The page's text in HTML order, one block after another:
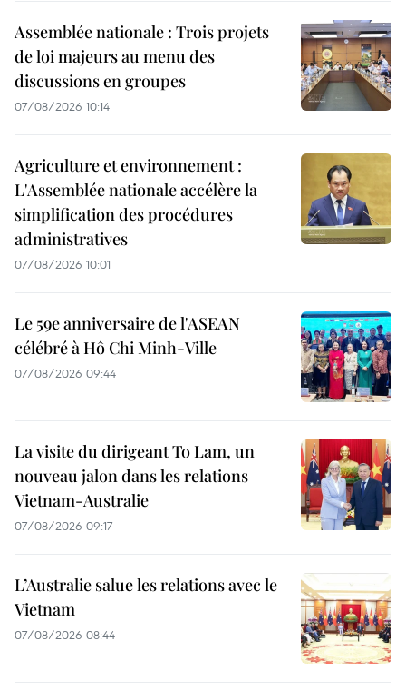
Assemblée nationale : Trois projets
de loi majeurs au menu des
discussions en groupes
07/08/2026 10:14
Agriculture et environnement :
L'Assemblée nationale accélère la
simplification des procédures
administratives
07/08/2026 10:01
Le 59e anniversaire de l'ASEAN
célébré à Hô Chi Minh-Ville
07/08/2026 09:44
La visite du dirigeant To Lam, un
nouveau jalon dans les relations
Vietnam-Australie
07/08/2026 09:17
L’Australie salue les relations avec le
Vietnam
07/08/2026 08:44